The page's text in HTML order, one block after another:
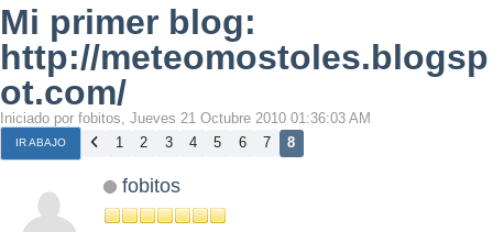
Mi primer blog:
http://meteomostoles.blogsp
ot.com/
Iniciado por fobitos, Jueves 21 Octubre 2010 01:36:03 AM
IR ABAJO 1 2 3 4 5 6 7 8
fobitos